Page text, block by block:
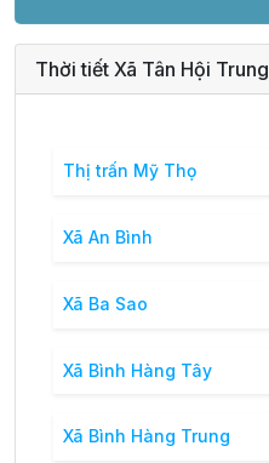
Thời tiết Xã Tân Hội Trung
Thị trấn Mỹ Thọ
Xã An Bình
Xã Ba Sao
Xã Bình Hàng Tây
Xã Bình Hàng Trung